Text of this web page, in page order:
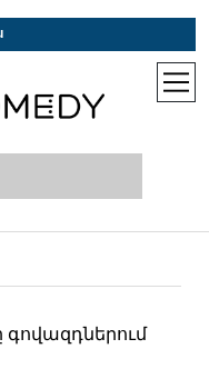
open
գովազդներում